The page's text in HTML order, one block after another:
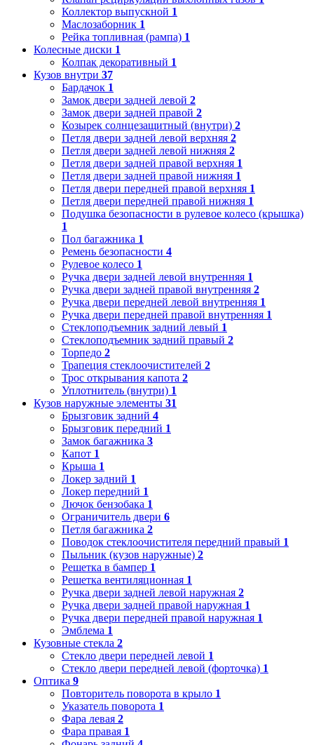
Коллектор выпускной 1
Маслозаборник 1
Рейка топливная (рампа) 1
Колесные диски 1
Колпак декоративный 1
Кузов внутри 37
Бардачок 1
Замок двери задней левой 2
Замок двери задней правой 2
Козырек солнцезащитный (внутри) 2
Петля двери задней левой верхняя 2
Петля двери задней левой нижняя 2
Петля двери задней правой верхняя 1
Петля двери задней правой нижняя 1
Петля двери передней правой верхняя 1
Петля двери передней правой нижняя 1
Подушка безопасности в рулевое колесо (крышка)
1
Пол багажника 1
Ремень безопасности 4
Рулевое колесо 1
Ручка двери задней левой внутренняя 1
Ручка двери задней правой внутренняя 2
Ручка двери передней левой внутренняя 1
Ручка двери передней правой внутренняя 1
Стеклоподъемник задний левый 1
Стеклоподъемник задний правый 2
Торпедо 2
Трапеция стеклоочистителей 2
Трос открывания капота 2
Уплотнитель (внутри) 1
Кузов наружные элементы 31
Брызговик задний 4
Брызговик передний 1
Замок багажника 3
Капот 1
Крыша 1
Локер задний 1
Локер передний 1
Лючок бензобака 1
Ограничитель двери 6
Петля багажника 2
Поводок стеклоочистителя передний правый 1
Пыльник (кузов наружные) 2
Решетка в бампер 1
Решетка вентиляционная 1
Ручка двери задней левой наружная 2
Ручка двери задней правой наружная 1
Ручка двери передней правой наружная 1
Эмблема 1
Кузовные стекла 2
Стекло двери передней левой 1
Стекло двери передней левой (форточка) 1
Оптика 9
Повторитель поворота в крыло 1
Указатель поворота 1
Фара левая 2
Фара правая 1